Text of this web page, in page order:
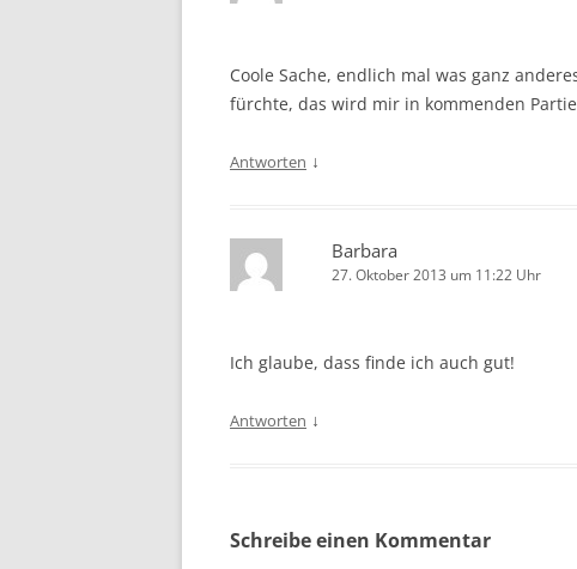
Coole Sache, endlich mal was ganz
fürchte, das wird mir in kommenden
Antworten ↓
Barbara
27. Oktober 2013 um 11:22 Uhr
Ich glaube, dass finde ich auch gut!
Antworten ↓
Schreibe einen Kommentar